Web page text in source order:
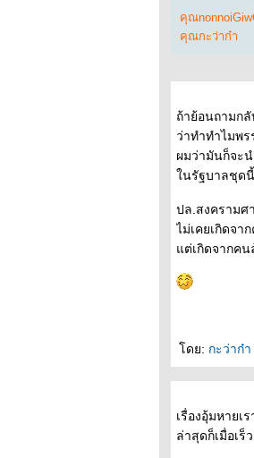
คุณ
คุณกะว่าก๋า
ถ้าย้อนถามกลั
ว่าทำทำไมพร
ผมว่ามันก็จะ
นรัฐบาลชุดนี้
ปล.สงครามศ
ไม่เคยเกิดจา
ต่เกิดจากคน
ดย: กะว่าก๋า
เรื่องอุ้มหาย
ล่าสุดก็เมื่อเร็